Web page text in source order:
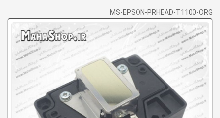
تخفیف‌ها
و
پیشنهادها
ما
خالی
است
MS-EPSON-PRHEAD-T1100-ORG